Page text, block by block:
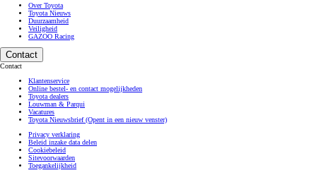
Over Toyota
Toyota Nieuws
Duurzaamheid
Veiligheid
GAZOO Racing
Contact
Contact
Klantenservice
Online bestel- en contact mogelijkheden
Toyota dealers
Louwman & Parqui
Vacatures
Toyota Nieuwsbrief(Opent in een nieuw venster)
Privacy verklaring
Beleid inzake data delen
Cookiebeleid
Sitevoorwaarden
Toegankelijkheid